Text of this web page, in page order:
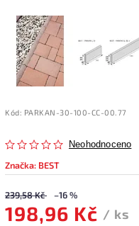
Kód: PARKAN-30-100-CC-00.77
Neohodnoceno
Značka: BEST
239,58 Kč –16 %
198,96 Kč / ks